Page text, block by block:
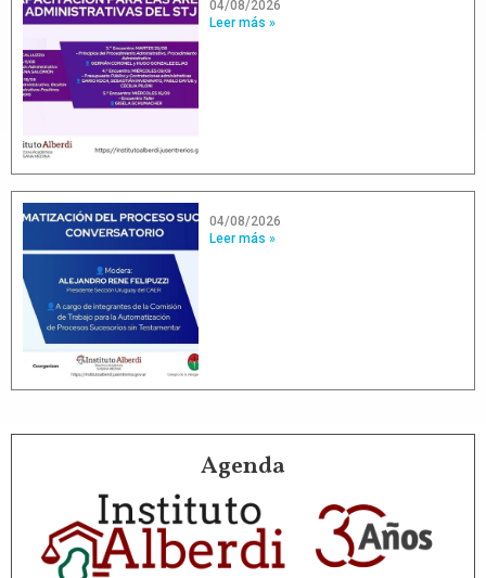
04/08/2026
Leer más »
04/08/2026
Leer más »
Agenda